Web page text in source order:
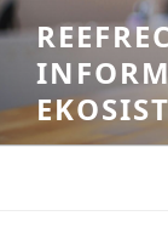
Skip
to
content